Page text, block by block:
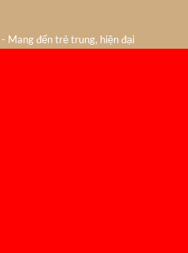
Mang đến trẻ trung, hiện đại